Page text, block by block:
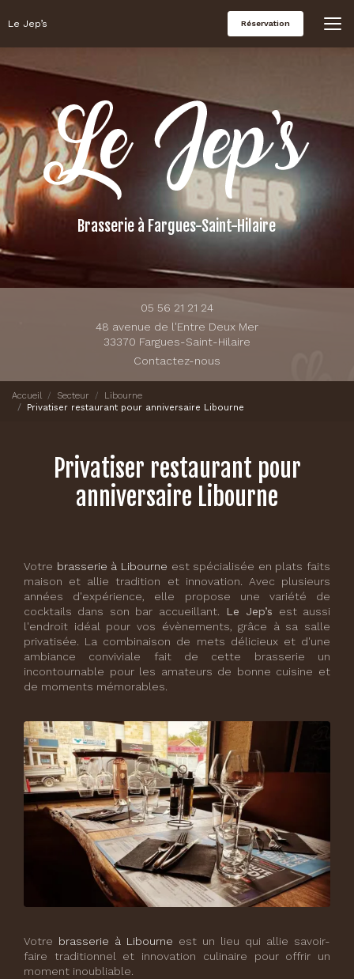
auLe Jep’s Réservation
Brasserie à Fargues-Saint-Hilaire
05 56 21 21 24
48 avenue de l'Entre Deux Mer
33370 Fargues-Saint-Hilaire
Contactez-nous
Accueil Secteur
Libourne
Privatiser restaurant pour anniversaire Libourne
Privatiser restaurant pour
anniversaire Libourne
Votre brasserie à Libourne est spécialisée en plats faits
maison et allie tradition et innovation. Avec plusieurs
années d'expérience, elle propose une variété de
cocktails dans son bar accueillant.
Le Jep’s est aussi
l'endroit idéal pour vos évènements, grâce à sa salle
privatisée. La combinaison de mets délicieux et d'une
ambiance conviviale fait de cette brasserie un
incontournable pour les amateurs de bonne cuisine et
de moments mémorables.
Votre brasserie à Libourne est un lieu qui allie savoir-
faire traditionnel et innovation culinaire pour offrir un
moment inoubliable.